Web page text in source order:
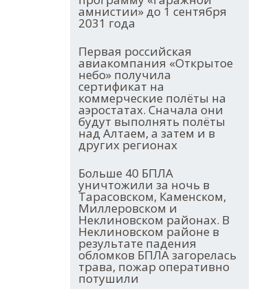
амнистии» до 1 сентября
2031 года
Первая российская
авиакомпания «Открытое
небо» получила
сертификат на
коммерческие полёты на
аэростатах. Сначала они
будут выполнять полёты
над Алтаем, а затем и в
других регионах
Больше 40 БПЛА
уничтожили за ночь в
Тарасовском, Каменском,
Миллеровском и
Неклиновском районах. В
Неклиновском районе в
результате падения
обломков БПЛА загорелась
трава, пожар оперативно
потушили